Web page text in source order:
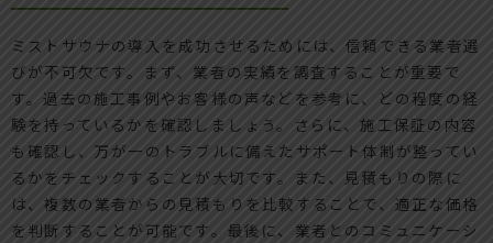
ミストサウナの導入を成功させるためには、信頼できる業者選
びが不可欠です。まず、業者の実績を調査することが重要で
す。過去の施工事例やお客様の声などを参考に、どの程度の経
験を持っているかを確認しましょう。さらに、施工保証の内容
も確認し、万が一のトラブルに備えたサポート体制が整ってい
るかをチェックすることが大切です。また、見積もりの際に
は、複数の業者からの見積もりを比較することで、適正な価格
を判断することが可能です。最後に、業者とのコミュニケーシ